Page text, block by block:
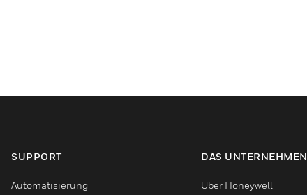
SUPPORT
Automatisierung
DAS UNTERNEHMEN
Über Honeywell